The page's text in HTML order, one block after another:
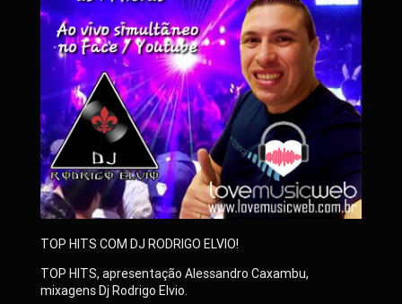
TOP HITS COM DJ RODRIGO ELVIO!
TOP HITS, apresentação Alessandro Caxambu,
mixagens Dj Rodrigo Elvio.